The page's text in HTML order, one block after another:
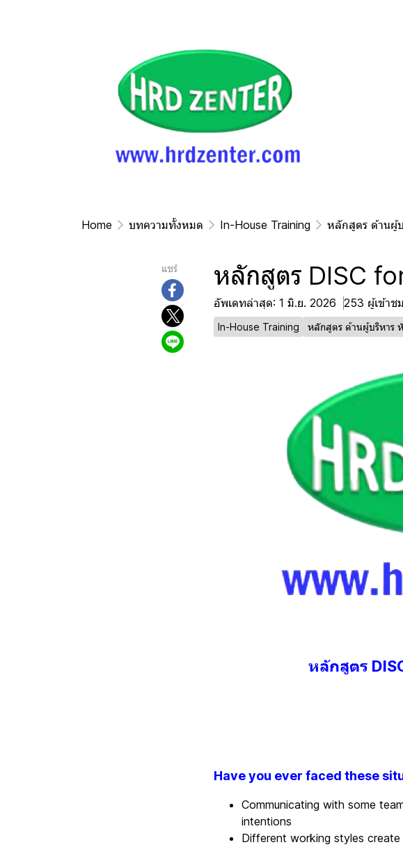
Home บทความทั้งหมด In-House Training หลักสูตร ด้านผู้
แชร์ หลักสูตร DISC
อัพเดทล่าสุด: 1 มิ.ย. 2026 253 ผู้เข้าชม
In-House Training หลักสูตร ด้านผู้บริหาร
หลักสูตร
Have you ever faced these
Communicating with some
intentions
Different working styles